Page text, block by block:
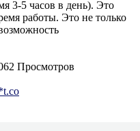
3-5 часов в день). Это
работы. Это не только
Просмотров